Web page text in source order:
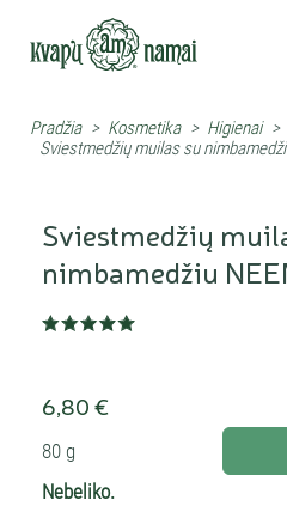
Pradžia > Kosmetika > Higienai >
Sviestmedžių muilas su
Sviestmedžių
nimbamedžiu
6,80 €
80 g
Nebeliko.